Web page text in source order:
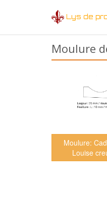
Lys de
Moulure
Moulure:
Louise